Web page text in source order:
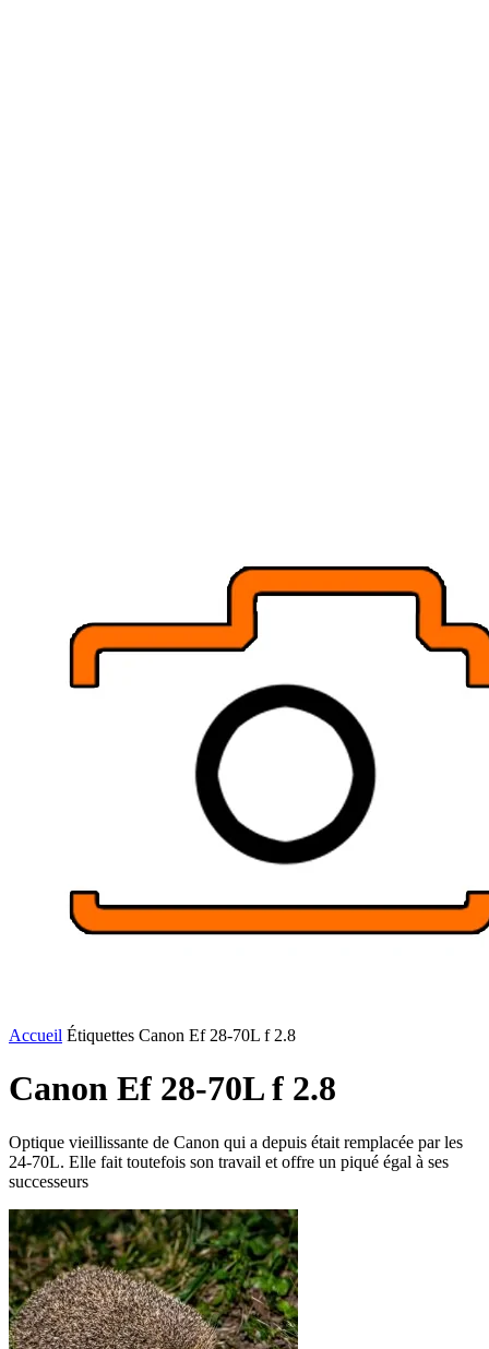
Accueil Étiquettes Canon Ef 28-70L f 2.8
Canon Ef 28-70L f 2.8
Optique vieillissante de Canon qui a depuis était remplacée par les
24-70L. Elle fait toutefois son travail et offre un piqué égal à ses
successeurs